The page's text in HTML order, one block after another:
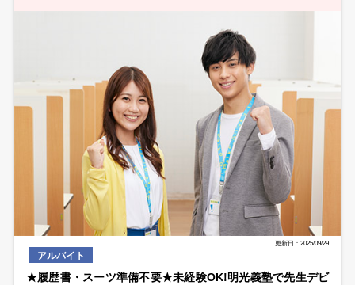
更新日：2025/09/29
アルバイト
★履歴書・スーツ準備不要★未経験OK!明光義塾で先生デビ